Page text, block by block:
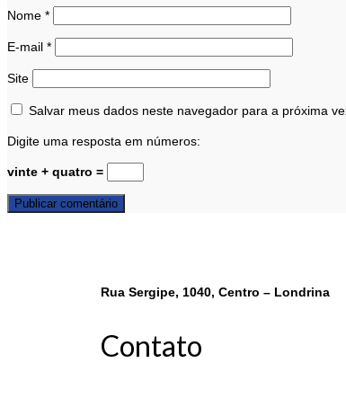
Nome *
E-mail *
Site
Salvar meus dados neste navegador para a próxima
Digite uma resposta em números:
vinte + quatro =
Rua Sergipe, 1040, Centro – Londrina
Contato